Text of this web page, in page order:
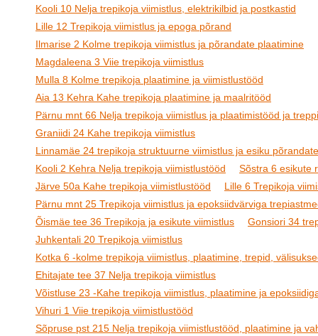
Kooli 10 Nelja trepikoja viimistlus, elektrikilbid ja postkastid
Lille 12 Trepikoja viimistlus ja epoga põrand
Ilmarise 2 Kolme trepikoja viimistlus ja põrandate plaatimine
Magdaleena 3 Viie trepikoja viimistlus
Mulla 8 Kolme trepikoja plaatimine ja viimistlustööd
Aia 13 Kehra Kahe trepikoja plaatimine ja maalritööd
Pärnu mnt 66 Nelja trepikoja viimistlus ja plaatimistööd ja
Graniidi 24 Kahe trepikoja viimistlus
Linnamäe 24 trepikoja struktuurne viimistlus ja esiku
Kooli 2 Kehra Nelja trepikoja viimistlustööd
Sõstra 6 esikute
Järve 50a Kahe trepikoja viimistlustööd
Lille 6 Trepikoja
Pärnu mnt 25 Trepikoja viimistlus ja epoksiidvärviga
Õismäe tee 36 Trepikoja ja esikute viimistlus
Gonsiori 34
Juhkentali 20 Trepikoja viimistlus
Kotka 6 -kolme trepikoja viimistlus, plaatimine, trepid,
Ehitajate tee 37 Nelja trepikoja viimistlus
Võistluse 23 -Kahe trepikoja viimistlus, plaatimine ja
Vihuri 1 Viie trepikoja viimistlustööd
Sõpruse pst 215 Nelja trepikoja viimistlustööd, plaatimine ja